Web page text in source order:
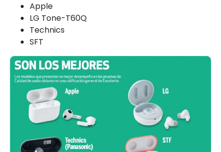
Apple
LG Tone-T60Q
Technics
SFT